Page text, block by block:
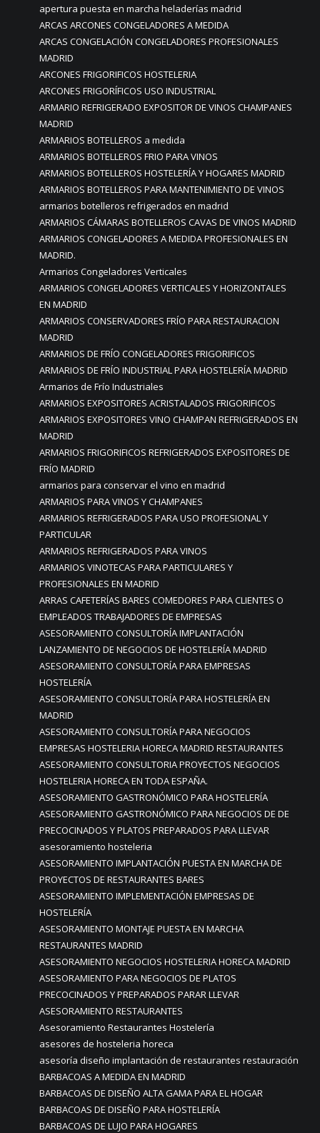
apertura puesta en marcha heladerías madrid
ARCAS ARCONES CONGELADORES A MEDIDA
ARCAS CONGELACIÓN CONGELADORES PROFESIONALES
MADRID
ARCONES FRIGORIFICOS HOSTELERIA
ARCONES FRIGORÍFICOS USO INDUSTRIAL
ARMARIO REFRIGERADO EXPOSITOR DE VINOS CHAMPANES
MADRID
ARMARIOS BOTELLEROS a medida
ARMARIOS BOTELLEROS FRIO PARA VINOS
ARMARIOS BOTELLEROS HOSTELERÍA Y HOGARES MADRID
ARMARIOS BOTELLEROS PARA MANTENIMIENTO DE VINOS
armarios botelleros refrigerados en madrid
ARMARIOS CÁMARAS BOTELLEROS CAVAS DE VINOS MADRID
ARMARIOS CONGELADORES A MEDIDA PROFESIONALES EN
MADRID.
Armarios Congeladores Verticales
ARMARIOS CONGELADORES VERTICALES Y HORIZONTALES
EN MADRID
ARMARIOS CONSERVADORES FRÍO PARA RESTAURACION
MADRID
ARMARIOS DE FRÍO CONGELADORES FRIGORIFICOS
ARMARIOS DE FRÍO INDUSTRIAL PARA HOSTELERÍA MADRID
Armarios de Frío Industriales
ARMARIOS EXPOSITORES ACRISTALADOS FRIGORIFICOS
ARMARIOS EXPOSITORES VINO CHAMPAN REFRIGERADOS EN
MADRID
ARMARIOS FRIGORIFICOS REFRIGERADOS EXPOSITORES DE
FRÍO MADRID
armarios para conservar el vino en madrid
ARMARIOS PARA VINOS Y CHAMPANES
ARMARIOS REFRIGERADOS PARA USO PROFESIONAL Y
PARTICULAR
ARMARIOS REFRIGERADOS PARA VINOS
ARMARIOS VINOTECAS PARA PARTICULARES Y
PROFESIONALES EN MADRID
ARRAS CAFETERÍAS BARES COMEDORES PARA CLIENTES O
EMPLEADOS TRABAJADORES DE EMPRESAS
ASESORAMIENTO CONSULTORÍA IMPLANTACIÓN
LANZAMIENTO DE NEGOCIOS DE HOSTELERÍA MADRID
ASESORAMIENTO CONSULTORÍA PARA EMPRESAS
HOSTELERÍA
ASESORAMIENTO CONSULTORÍA PARA HOSTELERÍA EN
MADRID
ASESORAMIENTO CONSULTORÍA PARA NEGOCIOS
EMPRESAS HOSTELERIA HORECA MADRID RESTAURANTES
ASESORAMIENTO CONSULTORIA PROYECTOS NEGOCIOS
HOSTELERIA HORECA EN TODA ESPAÑA.
ASESORAMIENTO GASTRONÓMICO PARA HOSTELERÍA
ASESORAMIENTO GASTRONÓMICO PARA NEGOCIOS DE DE
PRECOCINADOS Y PLATOS PREPARADOS PARA LLEVAR
asesoramiento hosteleria
ASESORAMIENTO IMPLANTACIÓN PUESTA EN MARCHA DE
PROYECTOS DE RESTAURANTES BARES
ASESORAMIENTO IMPLEMENTACIÓN EMPRESAS DE
HOSTELERÍA
ASESORAMIENTO MONTAJE PUESTA EN MARCHA
RESTAURANTES MADRID
ASESORAMIENTO NEGOCIOS HOSTELERIA HORECA MADRID
ASESORAMIENTO PARA NEGOCIOS DE PLATOS
PRECOCINADOS Y PREPARADOS PARAR LLEVAR
ASESORAMIENTO RESTAURANTES
Asesoramiento Restaurantes Hostelería
asesores de hosteleria horeca
asesoría diseño implantación de restaurantes restauración
BARBACOAS A MEDIDA EN MADRID
BARBACOAS DE DISEÑO ALTA GAMA PARA EL HOGAR
BARBACOAS DE DISEÑO PARA HOSTELERÍA
BARBACOAS DE LUJO PARA HOGARES